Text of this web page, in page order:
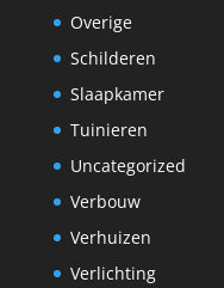
Overige
Schilderen
Slaapkamer
Tuinieren
Uncategorized
Verbouw
Verhuizen
Verlichting